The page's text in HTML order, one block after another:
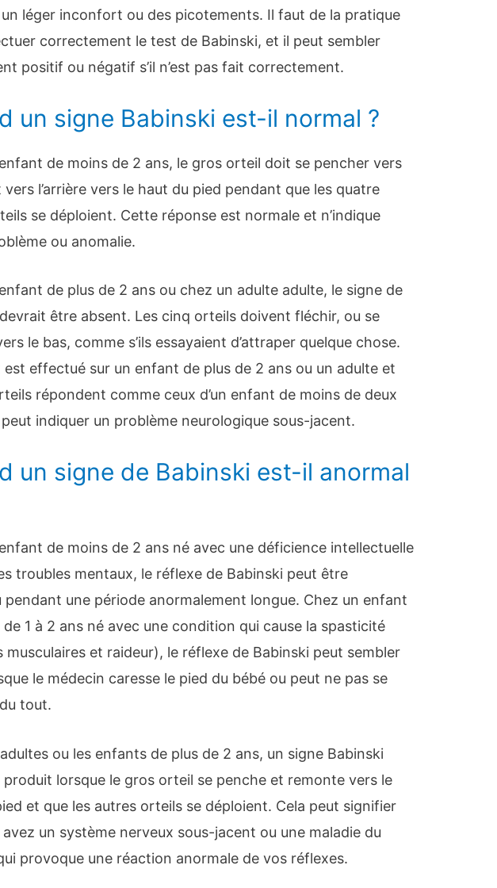
léger inconfort ou des picotements. Il faut de la pratique
correctement le test de Babinski, et il peut sembler
positif ou négatif s’il n’est pas fait correctement.
un signe Babinski est-il normal ?
de moins de 2 ans, le gros orteil doit se pencher vers
vers l’arrière vers le haut du pied pendant que les quatre
se déploient. Cette réponse est normale et n’indique
ou anomalie.
de plus de 2 ans ou chez un adulte adulte, le signe de
être absent. Les cinq orteils doivent fléchir, ou se
le bas, comme s’ils essayaient d’attraper quelque chose.
est effectué sur un enfant de plus de 2 ans ou un adulte et
répondent comme ceux d’un enfant de moins de deux
indiquer un problème neurologique sous-jacent.
un signe de Babinski est-il anormal
de moins de 2 ans né avec une déficience intellectuelle
troubles mentaux, le réflexe de Babinski peut être
pendant une période anormalement longue. Chez un enfant
de 1 à 2 ans né avec une condition qui cause la spasticité
musculaires et raideur), le réflexe de Babinski peut sembler
le médecin caresse le pied du bébé ou peut ne pas se
tout.
ou les enfants de plus de 2 ans, un signe Babinski
lorsque le gros orteil se penche et remonte vers le
et que les autres orteils se déploient. Cela peut signifier
avez un système nerveux sous-jacent ou une maladie du
provoque une réaction anormale de vos réflexes.